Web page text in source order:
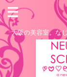
大阪の美容室。な